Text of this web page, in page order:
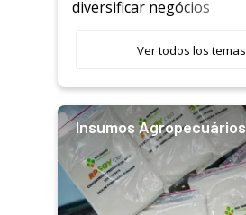
diversificar negócios
Ver todos los temas
Insumos Agropecuários